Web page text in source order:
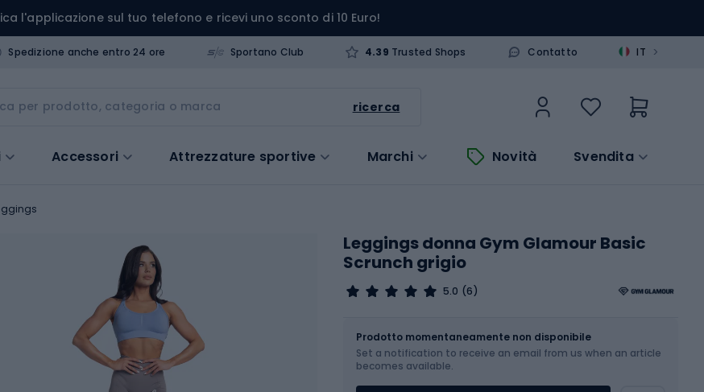
l'applicazione sul tuo telefono e ricevi uno sconto di 10 Euro!
Spedizione anche entro 24 ore Sportano Club 4.39 Trusted Shops Contatto IT >
ricerca
Accessori Attrezzature sportive Marchi Novità Svendita
Leggings donna Gym Glamour Basic
Scrunch grigio
5.0 (6)
Scegli un'opzione...
Prodotto momentaneamente non disponibile
Set a notification to receive an email from us when an article
becomes available.